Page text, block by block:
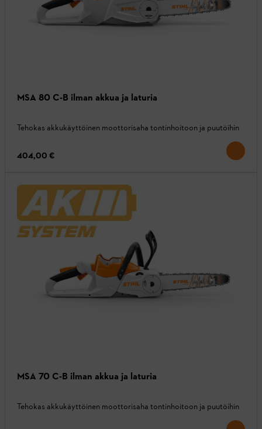
MSA 80 C-B ilman akkua ja laturia
Tehokas akkukäyttöinen moottorisaha tontinhoitoon ja puutöihin
404,00 €
MSA 70 C-B ilman akkua ja laturia
Tehokas akkukäyttöinen moottorisaha tontinhoitoon ja puutöihin